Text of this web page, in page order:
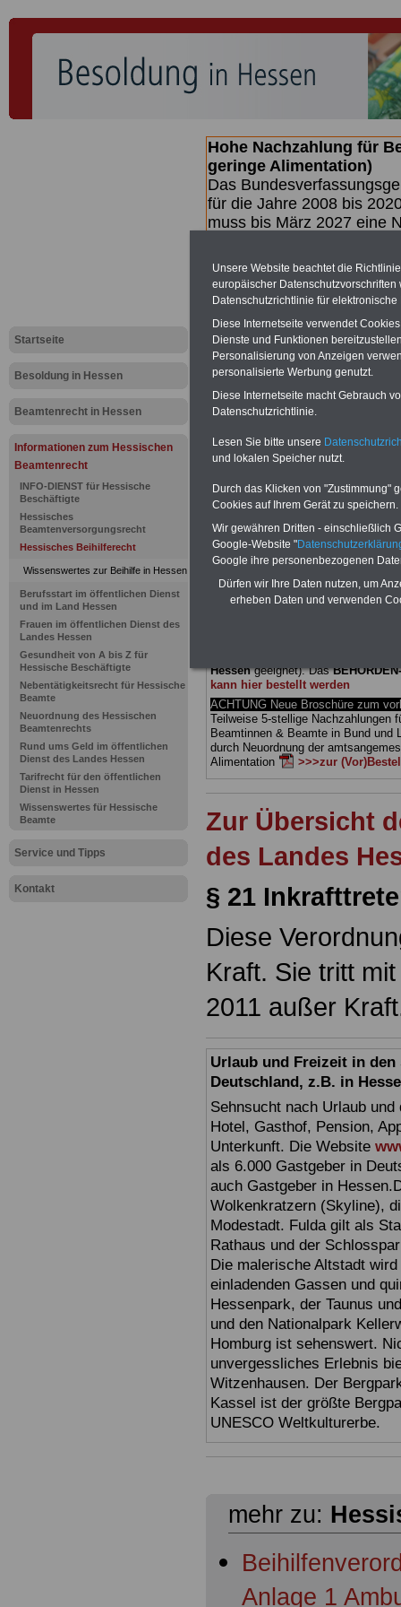
Startseite
Besoldung in Hessen
Beamtenrecht in Hessen
Informationen zum Hessischen
Beamtenrecht
INFO-DIENST für Hessische
Beschäftigte
Hessisches
Beamtenversorgungsrecht
Hessisches Beihilferecht
Wissenswertes zur Beihilfe in Hessen
Berufsstart im öffentlichen Dienst
und im Land Hessen
Frauen im öffentlichen Dienst des
Landes Hessen
Gesundheit von A bis Z für
Hessische Beschäftigte
Nebentätigkeitsrecht für Hessische
Beamte
Neuordnung des Hessischen
Beamtenrechts
Rund ums Geld im öffentlichen
Dienst des Landes Hessen
Tarifrecht für den öffentlichen
Dienst in Hessen
Wissenswertes für Hessische
Beamte
Service und Tipps
Kontakt
Hohe Nachzahlung für
geringe Alimentation)
Das
für die Jahre 2008 bis
muss bis März 2027 eine
(Beamte &
geben (Medienberichten
mind.3.000 und 13.000
hierzu eine Broschüre
des Gesetzentwurfs der
(wahrscheinlich im
Broschüre.
Landes
BEHÖRDEN-ABOmit drei
25,00 Euro: Wissenswertes für
und Beamte, Beamten-
(Bund/Länder) sowie Beihilferecht
Hessengeeignet).Das
kann hier bestellt werden
ACHTUNG Neue Broschüre zum
Teilweise 5-stellige Nachzahlungen
Beamtinnen & Beamte in Bund und
durch Neuordnung der
Alimentation
>>>zur
Zur Übersicht
des Landes
§ 21
Diese
Kraft. Sie tritt
2011 außer
Urlaub und Freizeit in
Deutschland, z.B. in
Sehnsucht nach Urlaub
Hotel, Gasthof, Pension,
Unterkunft. Die Website
als 6.000 Gastgeber in
auch Gastgeber in
Wolkenkratzern (Skyline),
Modestadt. Fulda gilt als
Rathaus und der
Die malerische Altstadt
einladenden Gassen und
Hessenpark, der Taunus
und den Nationalpark
Homburg ist sehenswert.
unvergessliches Erlebnis
Witzenhausen. Der
Kassel ist der größte
UNESCO Weltkulturerbe.
mehr zu:
Anlage 1
Unsere Website beachtet die
europäischer
Datenschutzrichtlinie für
Diese Internetseite verwendet
Dienste und Funktionen
Personalisierung von Anzeigen
personalisierte Werbung genutzt.
Diese Internetseite macht Gebrauch
Datenschutzrichtlinie.
Lesen Sie bitte unsere
und lokalen Speicher nutzt.
Durch das Klicken von "Zustimmung"
Cookies auf Ihrem Gerät zu speichern.
Wir gewähren Dritten - einschließlich
Google-Website "
Google ihre personenbezogenen
Dürfen wir Ihre Daten nutzen, um
erheben Daten und verwenden